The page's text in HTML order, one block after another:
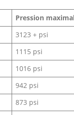
Pression
3123 + psi
1115 psi
1016 psi
942 psi
873 psi